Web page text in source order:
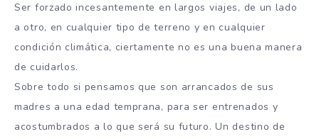
Ser forzado incesantemente en largos viajes, de un lado
a otro, en cualquier tipo de terreno y en cualquier
condición climática, ciertamente no es una buena manera
de cuidarlos.
Sobre todo si pensamos que son arrancados de sus
madres a una edad temprana, para ser entrenados y
acostumbrados a lo que será su futuro. Un destino de